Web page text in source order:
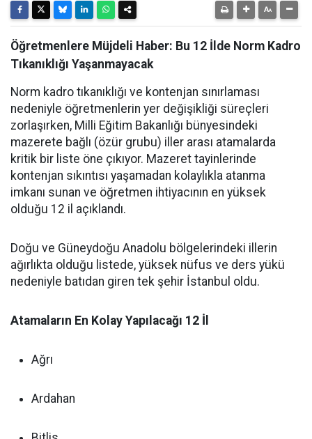
Öğretmenlere Müjdeli Haber: Bu 12 İlde Norm Kadro
Tıkanıklığı Yaşanmayacak
Norm kadro tıkanıklığı ve kontenjan sınırlaması
nedeniyle öğretmenlerin yer değişikliği süreçleri
zorlaşırken, Milli Eğitim Bakanlığı bünyesindeki
mazerete bağlı (özür grubu) iller arası atamalarda
kritik bir liste öne çıkıyor. Mazeret tayinlerinde
kontenjan sıkıntısı yaşamadan kolaylıkla atanma
imkanı sunan ve öğretmen ihtiyacının en yüksek
olduğu 12 il açıklandı.
Doğu ve Güneydoğu Anadolu bölgelerindeki illerin
ağırlıkta olduğu listede, yüksek nüfus ve ders yükü
nedeniyle batıdan giren tek şehir İstanbul oldu.
Atamaların En Kolay Yapılacağı 12 İl
Ağrı
Ardahan